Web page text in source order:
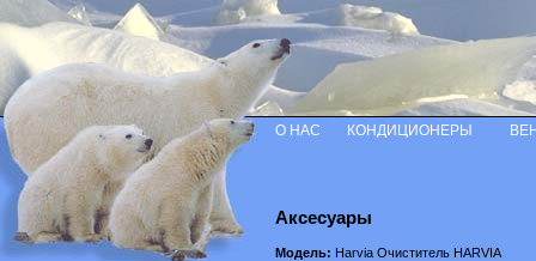
Аксесуары
Модель: Harvia Очиститель HARVIA
О НАС КОНДИЦИОНЕРЫ